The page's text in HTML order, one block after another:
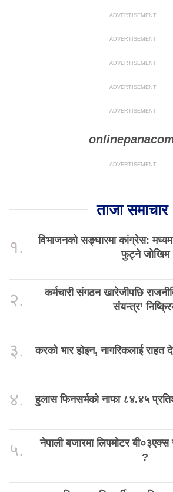
ताजा समाचार
१.
विभाजनको सङ्घारमा कांग्रेस:
फुट्ने जोखिम
२.
कर्मचारी संगठन खारेजीपछि
संयन्त्र’
३. करको भार होइन, नागरिकलाई राहत
४. हुलास फिनसर्भको नाफा ८४.४५
५.
नेपाली बजारमा लिपमोटर
?